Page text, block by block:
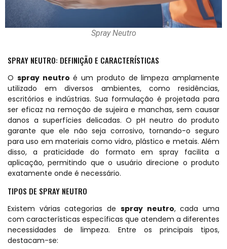
Spray Neutro
SPRAY NEUTRO: DEFINIÇÃO E CARACTERÍSTICAS
O spray neutro é um produto de limpeza amplamente
utilizado em diversos ambientes, como residências,
escritórios e indústrias. Sua formulação é projetada para
ser eficaz na remoção de sujeira e manchas, sem causar
danos a superfícies delicadas. O pH neutro do produto
garante que ele não seja corrosivo, tornando-o seguro
para uso em materiais como vidro, plástico e metais. Além
disso, a praticidade do formato em spray facilita a
aplicação, permitindo que o usuário direcione o produto
exatamente onde é necessário.
TIPOS DE SPRAY NEUTRO
Existem várias categorias de spray neutro, cada uma
com características específicas que atendem a diferentes
necessidades de limpeza. Entre os principais tipos,
destacam-se: